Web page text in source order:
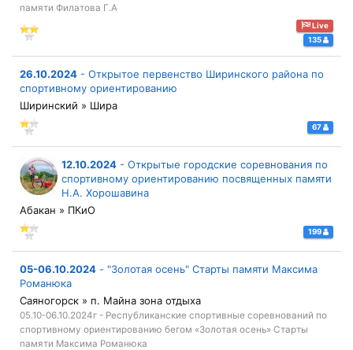
памяти Филатова Г.А
Live
135
26.10.2024 - Открытое первенство Ширинского района по
спортивному ориентированию
Ширинский » Шира
67
12.10.2024 - Открытые городские соревнования по
спортивному ориентированию посвященных памяти
Н.А. Хорошавина
Абакан » ПКиО
199
05-06.10.2024 - "Золотая осень" Старты памяти Максима
Романюка
Саяногорск » п. Майна зона отдыха
05.10-06.10.2024г - Республиканские спортивные соревнований по
спортивному ориентированию бегом «Золотая осень» Старты
памяти Максима Романюка